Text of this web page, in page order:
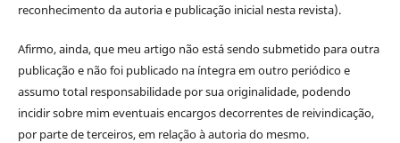
reconhecimento da autoria e publicação inicial nesta revista).
Afirmo, ainda, que meu artigo não está sendo submetido para outra
publicação e não foi publicado na íntegra em outro periódico e
assumo total responsabilidade por sua originalidade, podendo
incidir sobre mim eventuais encargos decorrentes de reivindicação,
por parte de terceiros, em relação à autoria do mesmo.